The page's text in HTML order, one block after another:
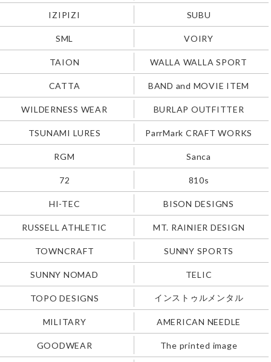
IZIPIZI SUBU
SML VOIRY
TAION WALLA WALLA SPORT
CATTA BAND and MOVIE ITEM
WILDERNESS WEAR BURLAP OUTFITTER
TSUNAMI LURES ParrMark CRAFT WORKS
RGM Sanca
72 810s
HI-TEC BISON DESIGNS
RUSSELL ATHLETIC MT. RAINIER DESIGN
TOWNCRAFT SUNNY SPORTS
SUNNY NOMAD TELIC
TOPO DESIGNS インストゥルメンタル
MILITARY AMERICAN NEEDLE
GOODWEAR The printed image